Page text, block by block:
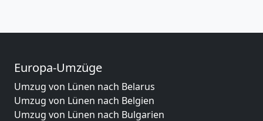
Europa-Umzüge
Umzug von Lünen nach Belarus
Umzug von Lünen nach Belgien
Umzug von Lünen nach Bulgarien